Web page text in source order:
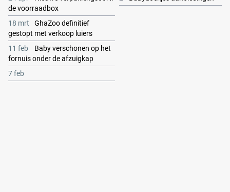
de voorraadbox
18 mrt
GhaZoo definitief
gestopt met verkoop luiers
11 feb
Baby verschonen op het
fornuis onder de afzuigkap
7 feb